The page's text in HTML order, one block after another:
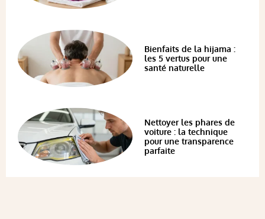
Bienfaits de la hijama :
les 5 vertus pour une
santé naturelle
Nettoyer les phares de
voiture : la technique
pour une transparence
parfaite